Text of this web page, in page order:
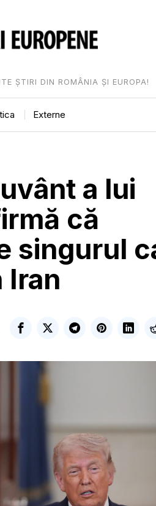
ȘTIRI DIN ROMÂNIA ȘI EUROPA!
Externe
a lui
că
singurul
Iran